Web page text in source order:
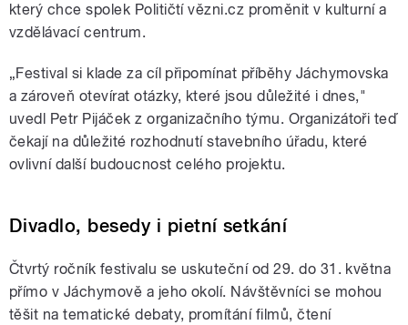
který chce spolek Političtí vězni.cz proměnit v kulturní a
vzdělávací centrum.
„Festival si klade za cíl připomínat příběhy Jáchymovska
a zároveň otevírat otázky, které jsou důležité i dnes,"
uvedl Petr Pijáček z organizačního týmu. Organizátoři teď
čekají na důležité rozhodnutí stavebního úřadu, které
ovlivní další budoucnost celého projektu.
Divadlo, besedy i pietní setkání
Čtvrtý ročník festivalu se uskuteční od 29. do 31. května
přímo v Jáchymově a jeho okolí. Návštěvníci se mohou
těšit na tematické debaty, promítání filmů, čtení